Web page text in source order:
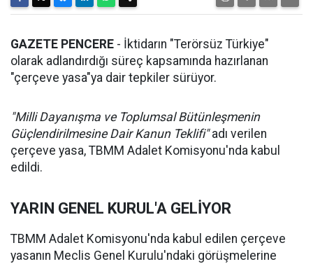
GAZETE PENCERE - İktidarın "Terörsüz Türkiye"
olarak adlandırdığı süreç kapsamında hazırlanan
"çerçeve yasa"ya dair tepkiler sürüyor.
"Milli Dayanışma ve Toplumsal Bütünleşmenin
Güçlendirilmesine Dair Kanun Teklifi"adı verilen
çerçeve yasa, TBMM Adalet Komisyonu'nda kabul
edildi.
YARIN GENEL KURUL'A GELİYOR
TBMM Adalet Komisyonu'nda kabul edilen çerçeve
yasanın Meclis Genel Kurulu'ndaki görüşmelerine